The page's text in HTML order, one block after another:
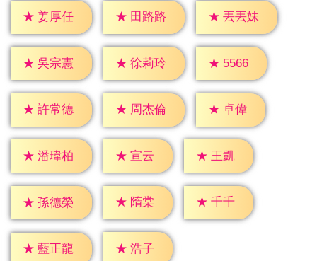
★ 姜厚任 ★ 田路路 ★ 丟丟妹
★ 吳宗憲 ★ 徐莉玲 ★ 5566
★ 許常德 ★ 周杰倫 ★ 卓偉
★ 潘瑋柏 ★ 宣云 ★ 王凱
★ 孫德榮 ★ 隋棠 ★ 千千
★ 藍正龍 ★ 浩子